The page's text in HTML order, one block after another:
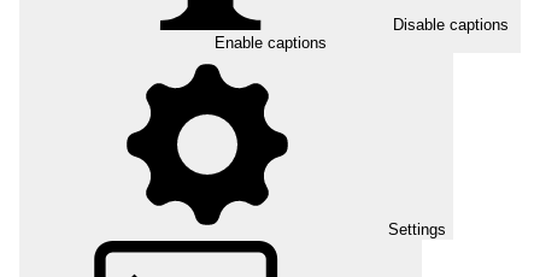
Disable captions
Enable captions
Settings